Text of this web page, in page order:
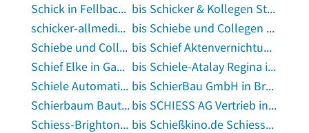
Schick in Fellbach, Württemberg
bis Schicker & Kollegen Steuerkanzlei in Augsburg, Bayern
schicker-allmedia.de in Bärnau, Oberpfalz
bis Schiebe und Collegen Euskirchen in Euskirchen
Schiebe und Collegen Trier in Trier
bis Schief Aktenvernichtung in Winnenden, Württemberg
Schief Elke in Gammertingen
bis Schiele-Atalay Regina in Untereisesheim
Schiele Automation und Umwelttechnik Hornberg GmbH in Hornberg, Schwarzwaldbahn
bis SchierBau GmbH in Braak bei Hamburg
Schierbaum Bautechnik e.K. Bautechnik in Gransee
bis SCHIESS AG Vertrieb in Aschersleben, Sachsen-Anhalt
Schiess-Brighton GmbH in Mönchengladbach
bis Schießkino.de Schiess- & Jagdcenter Schweitenkirchen GmbH in Schweitenkirchen